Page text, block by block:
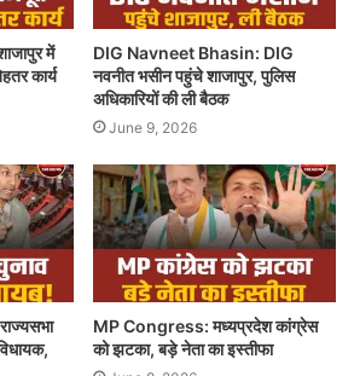
में
कार्य
DIG Navneet Bhasin: DIG
नवनीत भसीन पहुंचे शाजापुर, पुलिस
अधिकारियों की ली बैठक
June 9, 2026
MP Congress: मध्यप्रदेश कांग्रेस
को झटका, बड़े नेता का इस्तीफा